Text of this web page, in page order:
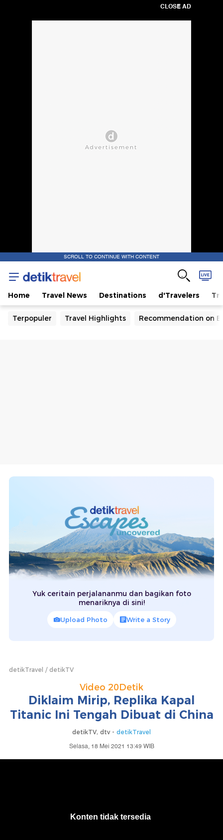
CLOSE AD
SCROLL TO CONTINUE WITH CONTENT
Home Travel News Destinations d'Travelers
Terpopuler Travel Highlights Recommendation on
Yuk ceritain perjalananmu dan bagikan foto
menariknya di sini!
Upload Photo Write a Story
detikTravel detikTV
Video 20Detik
Diklaim Mirip, Replika Kapal
Titanic Ini Tengah Dibuat di China
detikTV, dtv - detikTravel
Selasa, 18 Mei 2021 13:49 WIB